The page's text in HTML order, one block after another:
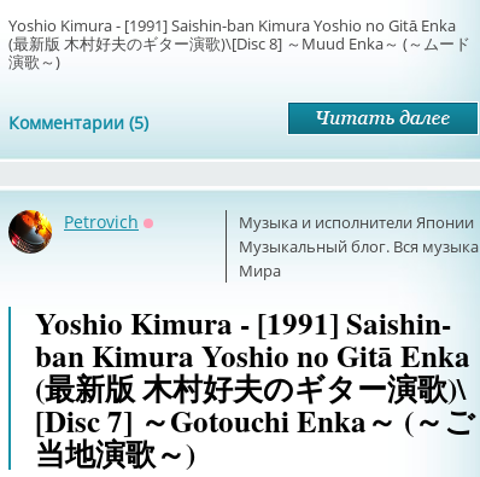
Yoshio Kimura - [1991] Saishin-ban Kimura Yoshio no Gitā Enka
(最新版 木村好夫のギター演歌)\[Disc 8] ～Muud Enka～ (～ムード
演歌～)
Комментарии (5)
Музыка и исполнители Японии
Музыкальный блог. Вся музыка
Мира
Petrovich
Yoshio Kimura - [1991] Saishin-
ban Kimura Yoshio no Gitā Enka
(最新版 木村好夫のギター演歌)\
[Disc 7] ～Gotouchi Enka～ (～ご
当地演歌～)